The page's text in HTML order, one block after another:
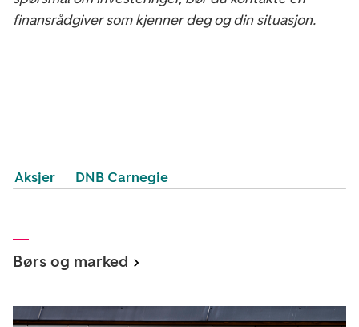
finansrådgiver som kjenner deg og din situasjon.
Aksjer DNB Carnegie
Børs og marked